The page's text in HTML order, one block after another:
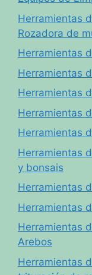
Herramientas
Rozadora de
Herramientas
Herramientas
Herramientas
Herramientas
Herramientas
Herramientas
y bonsais
Herramientas
Herramientas
Herramientas
Arebos
Herramientas